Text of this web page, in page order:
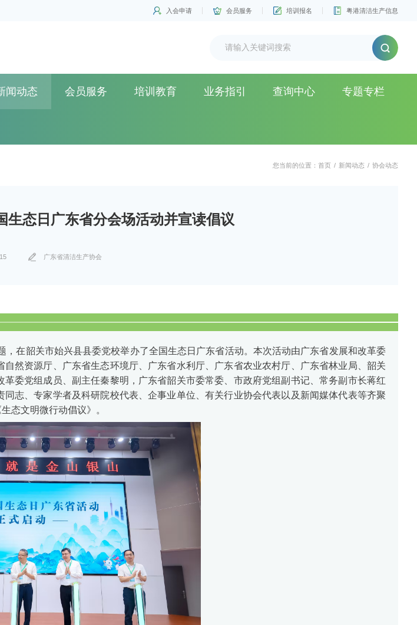
入会申请 会员服务 培训报名 粤港清洁生产信息
闻动态 会员服务 培训教育 业务指引 查询中心 专题专栏
您当前的位置： 首页 / 新闻动态 / 协会动态
生态日广东省分会场活动并宣读倡议
广东省清洁生产协会
在韶关市始兴县县委党校举办了全国生态日广东省活动。本次活动由广东省发展和改革委
然资源厅、广东省生态环境厅、广东省水利厅、广东省农业农村厅、广东省林业局、韶关
革委党组成员、副主任秦黎明，广东省韶关市委常委、市政府党组副书记、常务副市长蒋红
志、专家学者及科研院校代表、企事业单位、有关行业协会代表以及新闻媒体代表等齐聚
态文明微行动倡议》。